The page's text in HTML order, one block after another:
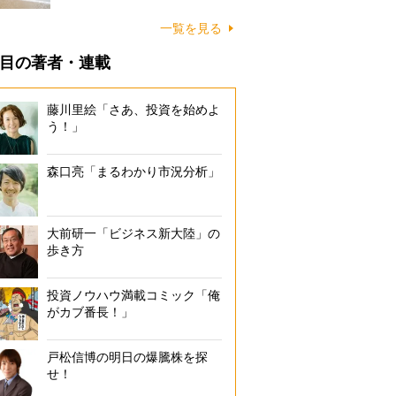
一覧を見る
の著者・連載
藤川里絵「さあ、投資を始めよ
う！」
森口亮「まるわかり市況分析」
大前研一「ビジネス新大陸」の
歩き方
投資ノウハウ満載コミック「俺
がカブ番長！」
戸松信博の明日の爆騰株を探
せ！